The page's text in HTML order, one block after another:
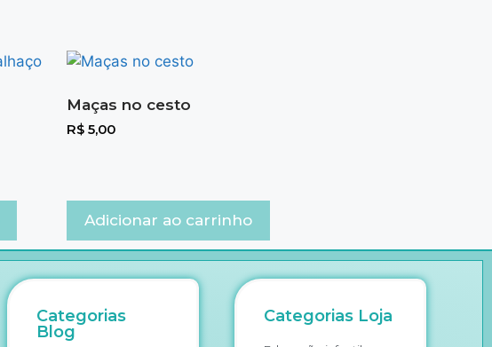
Maças no cesto
R$ 5,00
Adicionar ao carrinho
Categorias
Blog
Categorias Loja